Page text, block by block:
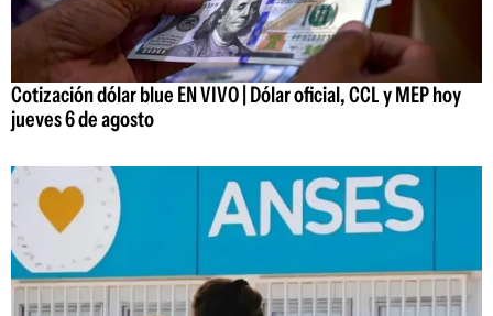
Cotización dólar blue EN VIVO | Dólar oficial, CCL y MEP hoy
jueves 6 de agosto